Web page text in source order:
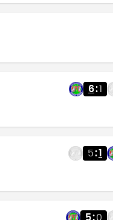
6:1
5:1
5:0